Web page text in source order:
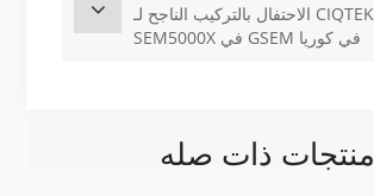
الاحتفال بالتركيب الناجح لـ CIQTEK
SEM5000X في GSEM في كوريا
منتجات ذات صله